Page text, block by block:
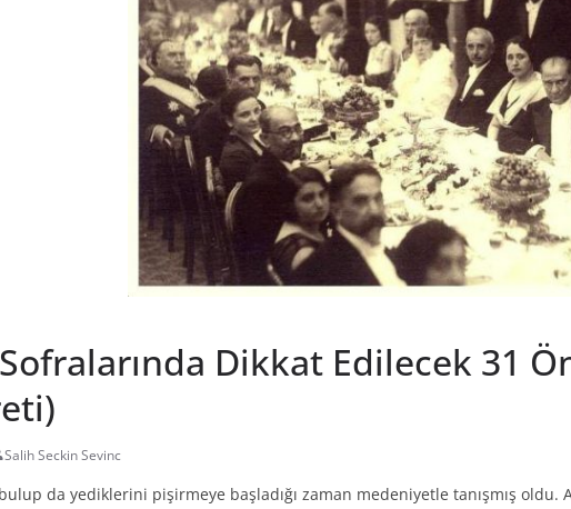
Dikkat Edilecek 31
Salih Seckin Sevinc
da yediklerini pişirmeye başladığı zaman medeniyetle tanışmış oldu.